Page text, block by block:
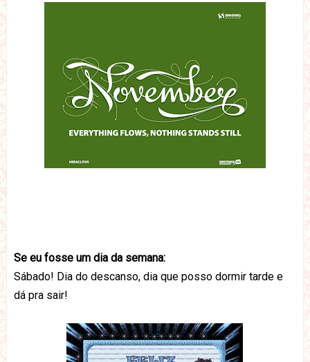
Se eu fosse um dia da semana:
Sábado! Dia do descanso, dia que posso dormir tarde e
dá pra sair!